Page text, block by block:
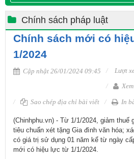
Chính sách pháp luật
Chính sách mới có
1/2024
Cập nhật 26/01/2024 09:45
Lượt
Sao chép địa chỉ bài viết In
​(Chinhphu.vn) - Từ 1/1/2024, giảm thuế
tiêu chuẩn xét tặng Gia đình văn hóa;
có giá trị sử dụng 01 năm kể từ ngày
mới có hiệu lực từ 1/1/2024​.